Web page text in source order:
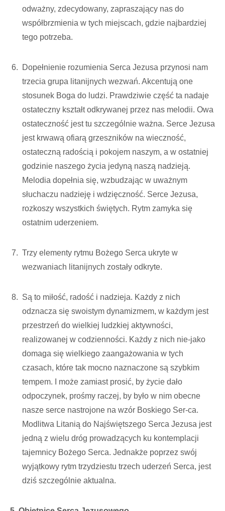
odważny, zdecydowany, zapraszający nas do
współbrzmienia w tych miejscach, gdzie najbardziej
tego potrzeba.
Dopełnienie rozumienia Serca Jezusa przynosi nam
trzecia grupa litanijnych wezwań. Akcentują one
stosunek Boga do ludzi. Prawdziwie część ta nadaje
ostateczny kształt odkrywanej przez nas melodii. Owa
ostateczność jest tu szczególnie ważna. Serce Jezusa
jest krwawą ofiarą grzeszników na wieczność,
ostateczną radością i pokojem naszym, a w ostatniej
godzinie naszego życia jedyną naszą nadzieją.
Melodia dopełnia się, wzbudzając w uważnym
słuchaczu nadzieję i wdzięczność. Serce Jezusa,
rozkoszy wszystkich świętych. Rytm zamyka się
ostatnim uderzeniem.
Trzy elementy rytmu Bożego Serca ukryte w
wezwaniach litanijnych zostały odkryte.
Są to miłość, radość i nadzieja. Każdy z nich
odznacza się swoistym dynamizmem, w każdym jest
przestrzeń do wielkiej ludzkiej aktywności,
realizowanej w codzienności. Każdy z nich nie-jako
domaga się wielkiego zaangażowania w tych
czasach, które tak mocno naznaczone są szybkim
tempem. I może zamiast prosić, by życie dało
odpoczynek, prośmy raczej, by było w nim obecne
nasze serce nastrojone na wzór Boskiego Ser-ca.
Modlitwa Litanią do Najświętszego Serca Jezusa jest
jedną z wielu dróg prowadzących ku kontemplacji
tajemnicy Bożego Serca. Jednakże poprzez swój
wyjątkowy rytm trzydziestu trzech uderzeń Serca, jest
dziś szczególnie aktualna.